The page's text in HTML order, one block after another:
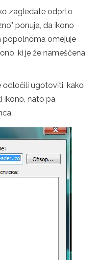
zagledate odprto
ponuja, da ikono
popolnoma omejuje
ki je že nameščena
odločili ugotoviti, kako
ikono, nato pa